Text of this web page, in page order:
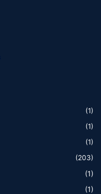
(1)
(1)
(1)
(203)
(1)
(1)